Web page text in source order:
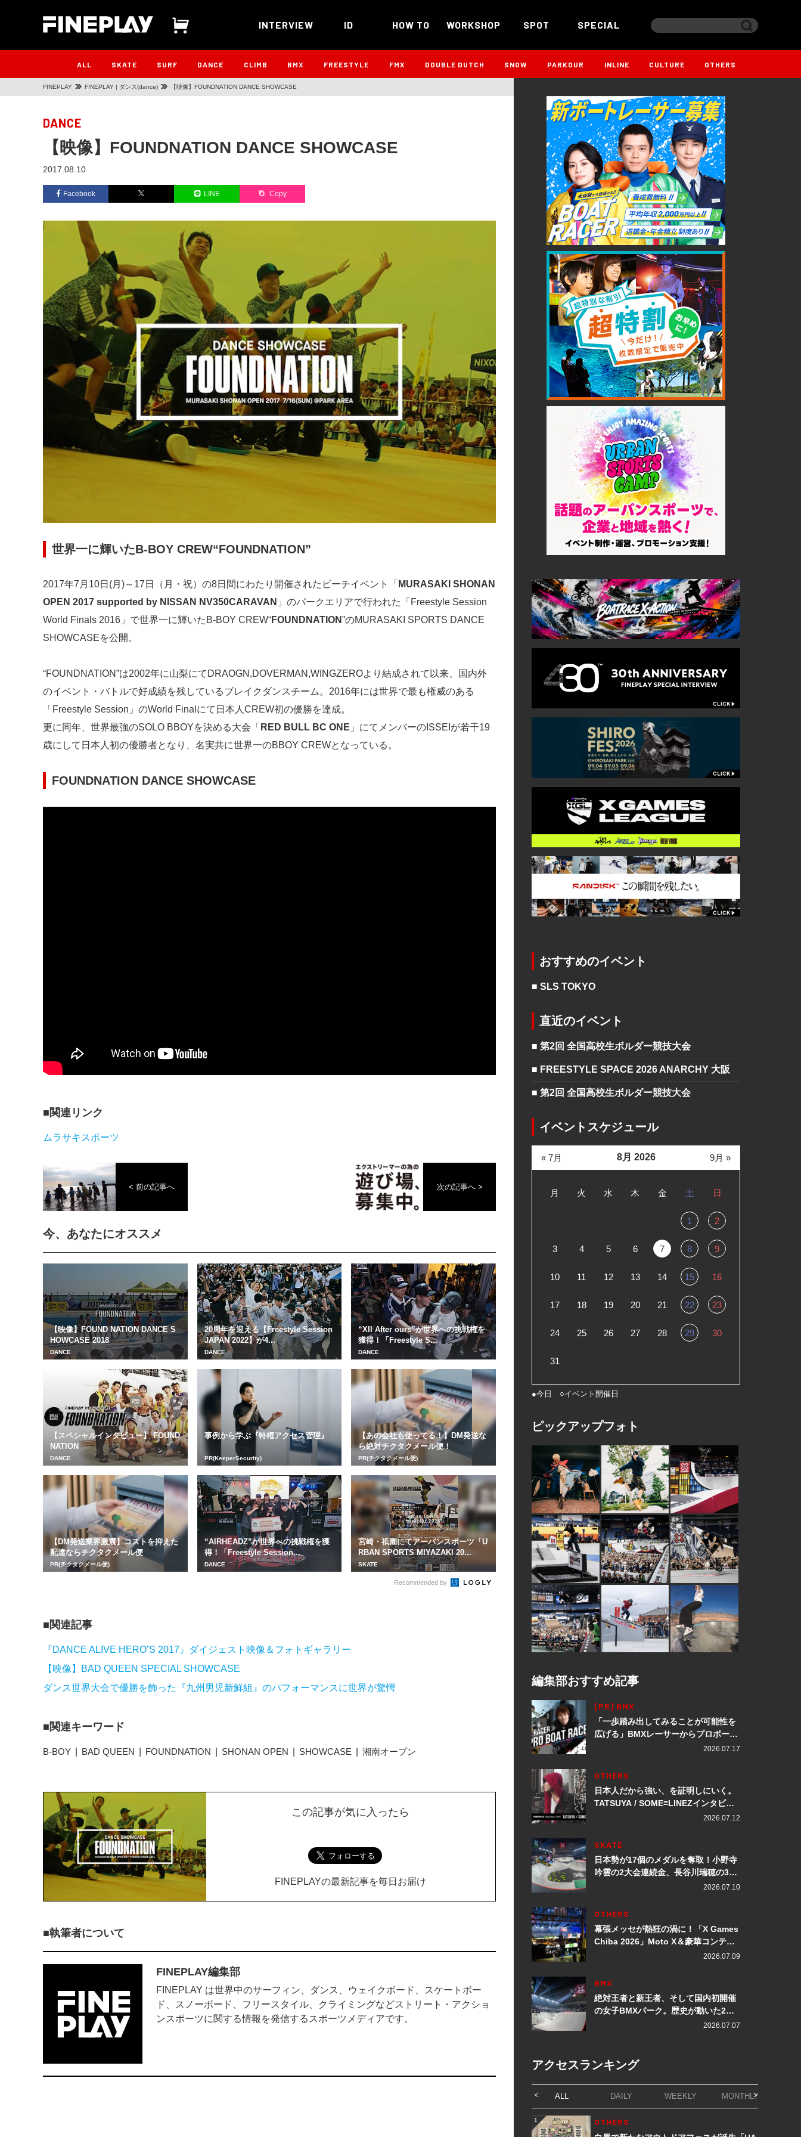
INTERVIEW ID HOW TO WORKSHOP SPOT SPECIAL
ALL SKATE SURF DANCE CLIMB BMX FREESTYLE FMX DOUBLE DUTCH SNOW PARKOUR INLINE CULTURE OTHERS
FINEPLAY FINEPLAY | ダンス(dance) 【映像】FOUNDNATION DANCE SHOWCASE
DANCE
【映像】FOUNDNATION DANCE SHOWCASE
2017.08.10
Facebook LINE Copy
世界一に輝いたB-BOY CREW“FOUNDNATION”
2017年7月10日(月)～17日（月・祝）の8日間にわたり開催されたビーチイベント「 MURASAKI SHONAN
OPEN 2017 supported by NISSAN NV350CARAVAN 」のパークエリアで行われた「Freestyle Session
World Finals 2016」で世界一に輝いたB-BOY CREW“FOUNDNATION”のMURASAKI SPORTS DANCE
SHOWCASEを公開。
“FOUNDNATION”は2002年に山梨にてDRAOGN,DOVERMAN,WINGZEROより結成されて以来、国内外
のイベント・バトルで好成績を残しているブレイクダンスチーム。2016年には世界で最も権威のある
「Freestyle Session」のWorld Finalにて日本人CREW初の優勝を達成。
更に同年、世界最強のSOLO BBOYを決める大会「 RED BULL BC ONE 」にてメンバーのISSEIが若干19
歳にして日本人初の優勝者となり、名実共に世界一のBBOY CREWとなっている。
FOUNDNATION DANCE SHOWCASE
関連リンク
ムラサキスポーツ
< 前の記事へ 次の記事へ >
今、あなたにオススメ
【映像】FOUND NATION DANCE S
HOWCASE 2018
DANCE
20周年を迎える【Freestyle Session
JAPAN 2022】が4...
DANCE
“XII After ours”が世界への挑戦権を
獲得！「Freestyle S...
DANCE
【スペシャルインタビュー】 FOUND
NATION
DANCE
事例から学ぶ『特権アクセス管理』
PR(KeeperSecurity)
【あの会社も使ってる！】DM発送な
ら絶対チクタクメール便！
PR(チクタクメール便)
【DM発送業界激震】コストを抑えた
配達ならチクタクメール便
PR(チクタクメール便)
“AIRHEADZ”が世界への挑戦権を獲
得！「Freestyle Session...
DANCE
宮崎・祇園にてアーバンスポーツ「U
RBAN SPORTS MIYAZAKI 20...
SKATE
Recommended by
関連記事
『DANCE ALIVE HERO’S 2017』ダイジェスト映像＆フォトギャラリー
【映像】BAD QUEEN SPECIAL SHOWCASE
ダンス世界大会で優勝を飾った『九州男児新鮮組』のパフォーマンスに世界が驚愕
関連キーワード
B-BOY BAD QUEEN FOUNDNATION SHONAN OPEN SHOWCASE 湘南オープン
この記事が気に入ったら
FINEPLAYの最新記事を毎日お届け
執筆者について
FINEPLAY編集部
FINEPLAY は世界中のサーフィン、ダンス、ウェイクボード、スケートボー
ド、スノーボード、フリースタイル、クライミングなどストリート・アクショ
ンスポーツに関する情報を発信するスポーツメディアです。
おすすめのイベント
■ SLS TOKYO
直近のイベント
■ 第2回 全国高校生ボルダー競技大会
■ FREESTYLE SPACE 2026 ANARCHY 大阪
■ 第2回 全国高校生ボルダー競技大会
イベントスケジュール
8月 2026
月 火 水 木 金 土 日
1 2
3 4 5 6 7 8 9
10 11 12 13 14 15 16
17 18 19 20 21 22 23
24 25 26 27 28 29 30
31
« 7月 9月 »
●今日 ○イベント開催日
ピックアップフォト
編集部おすすめ記事
[PR] BMX
「一歩踏み出してみることが可能性を
広げる」BMXレーサーからプロボート
レーサーへ転身。上田龍星が体現する
2026.07.17
OTHERS
日本人だから強い、を証明しにいく。
TATSUYA / SOME≡LINEZインタビュ
2026.07.12
SKATE
日本勢が17個のメダルを奪取！小野寺
吟雲の2大会連続金、長谷川瑞穂の3メ
ダル獲得など数々の快挙をプレイバッ
2026.07.10
OTHERS
幕張メッセが熱狂の渦に！「X Games
Chiba 2026」Moto X＆豪華コンテン
2026.07.09
BMX
絶対王者と新王者、そして国内初開催
の女子BMXパーク。歴史が動いた2日
2026.07.07
アクセスランキング
ALL DAILY WEEKLY MONTHLY
1 OTHERS